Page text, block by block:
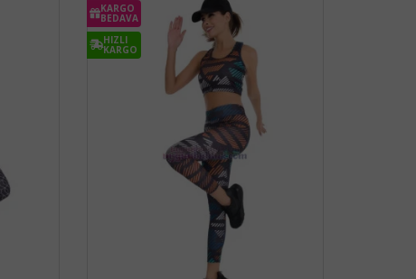
KARGO
BEDAVA
HIZLI
KARGO